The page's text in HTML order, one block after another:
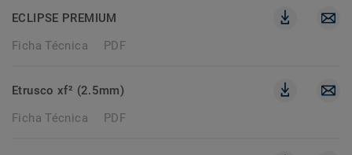
ECLIPSE PREMIUM
Ficha Técnica
PDF
Etrusco xf² (2.5mm)
Ficha Técnica
PDF